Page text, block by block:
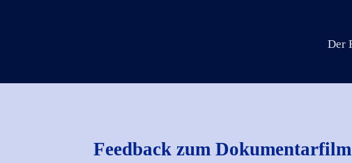
Der
Feedback zum Dokumentarfilm